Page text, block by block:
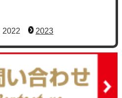
2022 2023